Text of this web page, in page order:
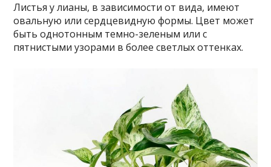
Листья у лианы, в зависимости от вида, имеют
овальную или сердцевидную формы. Цвет может
быть однотонным темно-зеленым или с
пятнистыми узорами в более светлых оттенках.